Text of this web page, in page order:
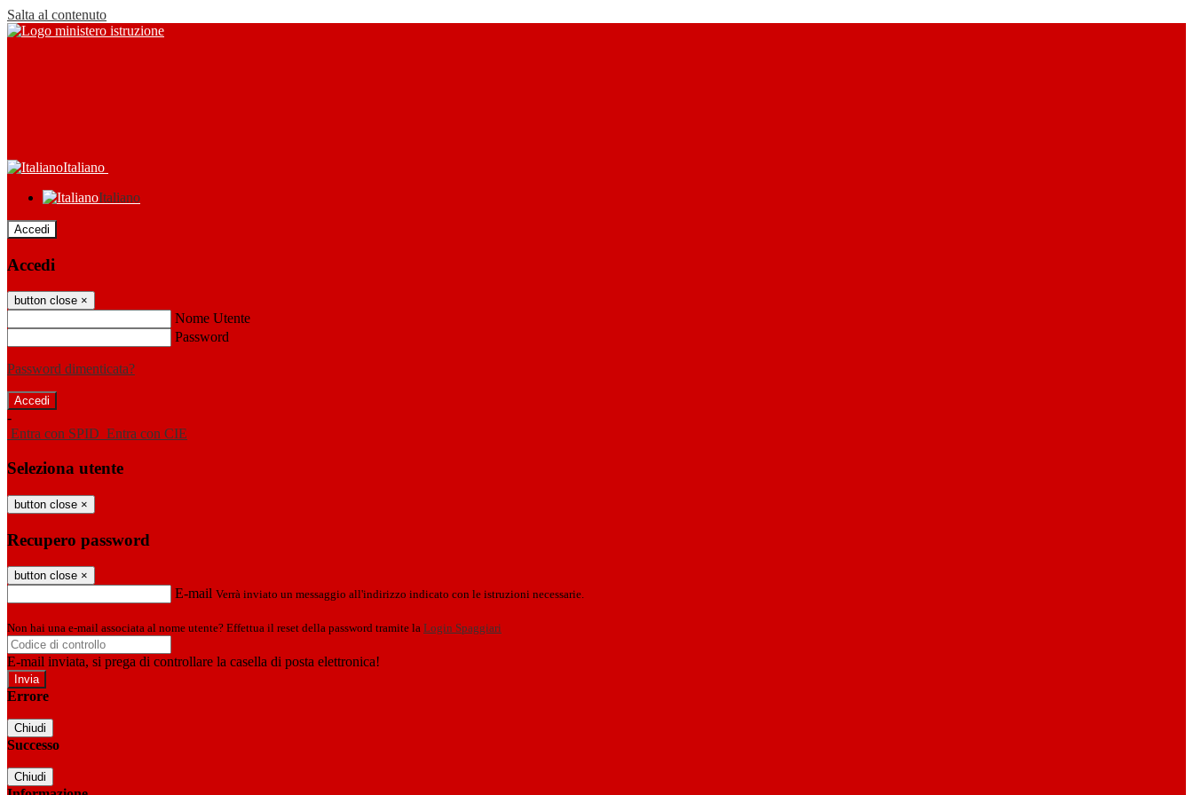
Salta al contenuto
Italiano
Italiano
Accedi
Accedi
button close ×
Nome Utente
Password
Password dimenticata?
-
Entra con SPID Entra con CIE
Seleziona utente
button close ×
Recupero password
button close ×
E-mail Verrà inviato un messaggio all'indirizzo indicato con le istruzioni necessarie.
Non hai una e-mail associata al nome utente? Effettua il reset della password tramite la Login Spaggiari
E-mail inviata, si prega di controllare la casella di posta elettronica!
Errore
Chiudi
Successo
Chiudi